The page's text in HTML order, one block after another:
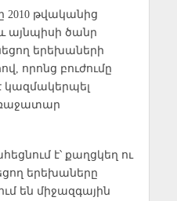
2010 թվականից
այնպիսի ծանր
երեխաների
որոնց բուժումը
կազմակերպել
է՝ քաղցկեղ ու
երեխաները
են միջազգային